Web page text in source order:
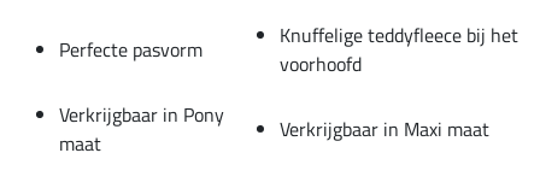
Perfecte pasvorm
Knuffelige teddyfleece bij het
voorhoofd
Verkrijgbaar in Pony
maat
Verkrijgbaar in Maxi maat